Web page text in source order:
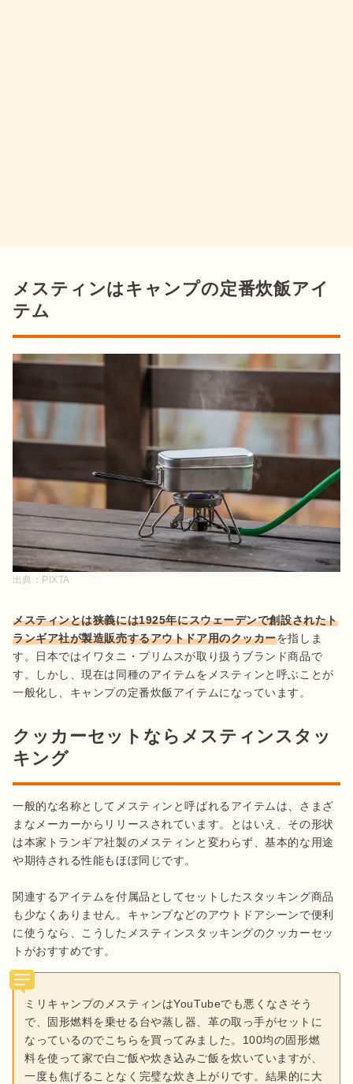
メスティンはキャンプの定番炊飯アイ
テム
出典： PIXTA
メスティンとは狭義には1925年にスウェーデンで創設されたト
ランギア社が製造販売するアウトドア用のクッカーを指しま
す。日本ではイワタニ・プリムスが取り扱うブランド商品で
す。しかし、現在は同種のアイテムをメスティンと呼ぶことが
一般化し、キャンプの定番炊飯アイテムになっています。
クッカーセットならメスティンスタッ
キング
一般的な名称としてメスティンと呼ばれるアイテムは、さまざ
まなメーカーからリリースされています。とはいえ、その形状
は本家トランギア社製のメスティンと変わらず、基本的な用途
や期待される性能もほぼ同じです。
関連するアイテムを付属品としてセットしたスタッキング商品
も少なくありません。キャンプなどのアウトドアシーンで便利
に使うなら、こうしたメスティンスタッキングのクッカーセッ
ミリキャンプのメスティンはYouTubeでも悪くなさそう
で、固形燃料を乗せる台や蒸し器、革の取っ手がセットに
なっているのでこちらを買ってみました。100均の固形燃
料を使って家で白ご飯や炊き込みご飯を炊いていますが、
一度も焦げることなく完璧な炊き上がりです。結果的に大